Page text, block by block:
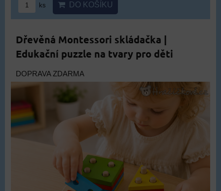
ks DO KOŠÍKU
Dřevěná Montessori skládačka |
Edukační puzzle na tvary pro děti
DOPRAVA ZDARMA